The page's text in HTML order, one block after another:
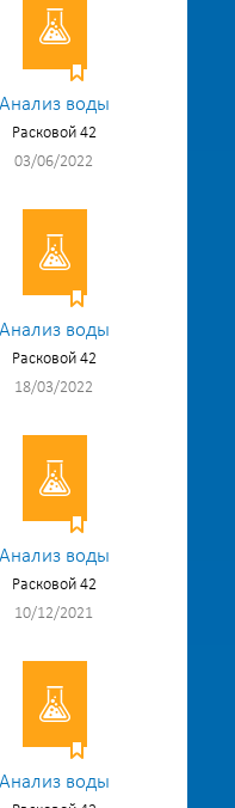
Анализ воды
Расковой 42
03/06/2022
Анализ воды
Расковой 42
18/03/2022
Анализ воды
Расковой 42
10/12/2021
Анализ воды